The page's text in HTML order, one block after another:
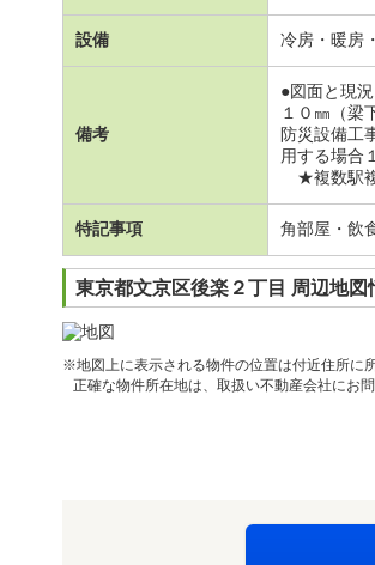
設備 冷房・暖房
備考
●図面と現
１０㎜（
防災設備工
用する場
★複数駅複
特記事項 角部屋・飲
東京都文京区後楽２丁目 周辺地図
※地図上に表示される物件の位置は付近住所に
正確な物件所在地は、取扱い不動産会社にお